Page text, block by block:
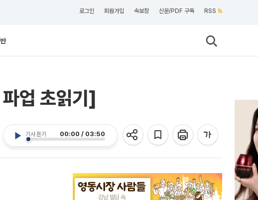
로그인 회원가입 속보창 신문/PDF 구독 RSS
업 초읽기]
기사 듣기 00:00 / 03:50